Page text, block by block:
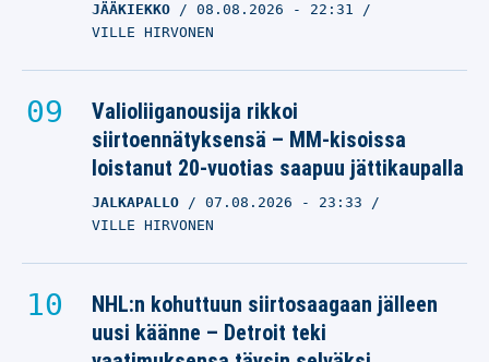
JÄÄKIEKKO 08.08.2026 - 22:31
VILLE HIRVONEN
Valioliiganousija rikkoi
siirtoennätyksensä – MM-kisoissa
loistanut 20-vuotias saapuu jättikaupalla
JALKAPALLO 07.08.2026 - 23:33
VILLE HIRVONEN
NHL:n kohuttuun siirtosaagaan jälleen
uusi käänne – Detroit teki